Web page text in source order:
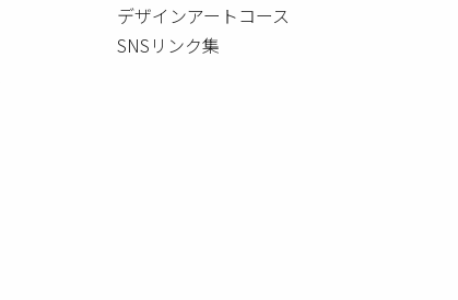
デザインアートコース
SNSリンク集